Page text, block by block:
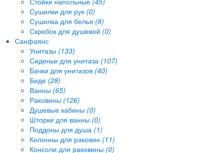
Сушилки для рук (0)
Сушилка для белья (8)
Скребок для душевой (0)
Санфаянс
Унитазы (133)
Сиденье для унитаза (107)
Бачки для унитазов (40)
Биде (28)
Ванны (65)
Раковины (126)
Душевые кабины (0)
Шторки для ванны (0)
Поддоны для душа (1)
Колонны для раковин (11)
Консоли для раковины (0)